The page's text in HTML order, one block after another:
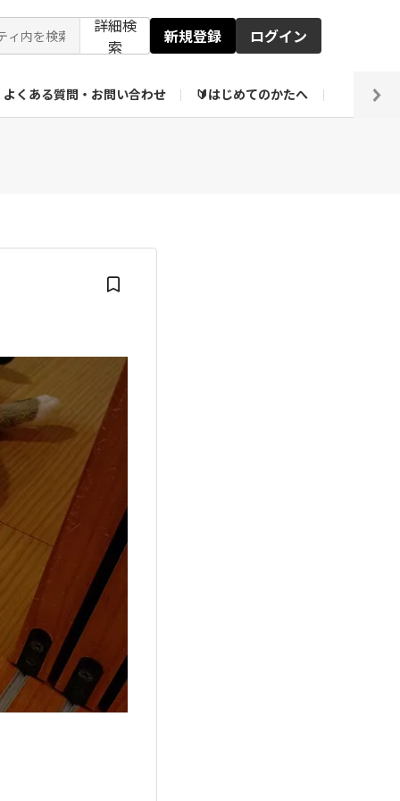
詳細検
索
新規登録 ログイン
よくある質問・お問い合わせ 🔰はじめてのかたへ 編集